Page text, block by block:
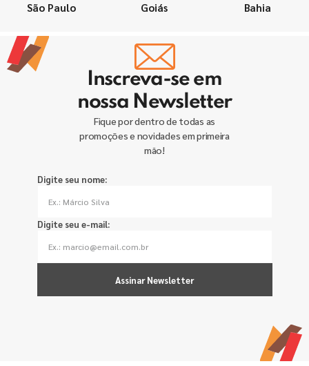
São Paulo Goiás Bahia
Inscreva-se em
nossa Newsletter
Fique por dentro de todas as
promoções e novidades em primeira
mão!
Digite seu nome:
Digite seu e-mail:
Assinar Newsletter